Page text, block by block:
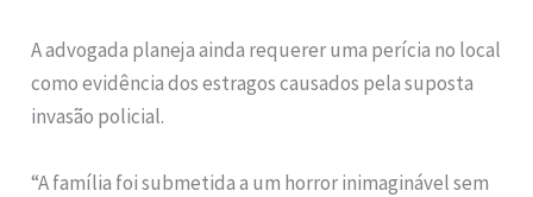
A advogada planeja ainda requerer uma perícia no local
como evidência dos estragos causados pela suposta
invasão policial.
“A família foi submetida a um horror inimaginável sem